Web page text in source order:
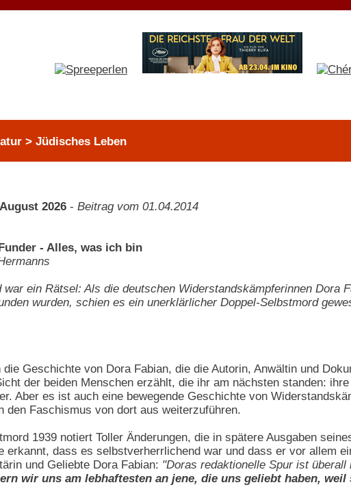
> Jüdisches Leben
2026 - Beitrag vom 01.04.2014
- Alles, was ich bin
war ein Rätsel: Als die deutschen Widerstandskämpferinnen Dora
wurden, schien es ein unerklärlicher Doppel-Selbstmord
Geschichte von Dora Fabian, die die Autorin, Anwältin und
der beiden Menschen erzählt, die ihr am nächsten standen:
Aber es ist auch eine bewegende Geschichte von
den Faschismus von dort aus weiterzuführen.
1939 notiert Toller Änderungen, die in spätere Ausgaben
erkannt, dass es selbstverherrlichend war und dass er vor allem
und Geliebte Dora Fabian: "Doras redaktionelle Spur ist
wir uns am lebhaftesten an jene, die uns geliebt haben,